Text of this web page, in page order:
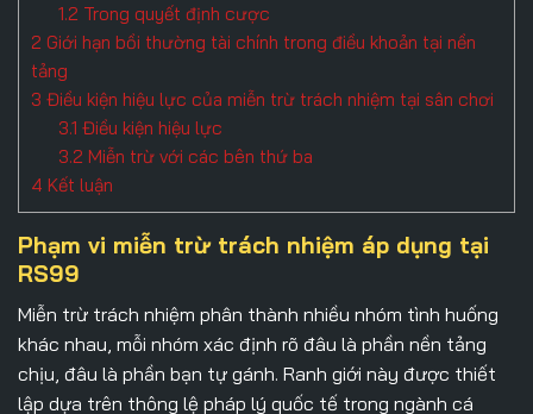
1.2 Trong quyết định cược
2 Giới hạn bồi thường tài chính trong điều khoản tại nền
tảng
3 Điều kiện hiệu lực của miễn trừ trách nhiệm tại sân chơi
3.1 Điều kiện hiệu lực
3.2 Miễn trừ với các bên thứ ba
4 Kết luận
Phạm vi miễn trừ trách nhiệm áp dụng tại
RS99
Miễn trừ trách nhiệm phân thành nhiều nhóm tình huống
khác nhau, mỗi nhóm xác định rõ đâu là phần nền tảng
chịu, đâu là phần bạn tự gánh. Ranh giới này được thiết
lập dựa trên thông lệ pháp lý quốc tế trong ngành cá